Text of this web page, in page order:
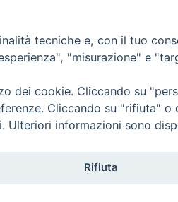
Policy Cookie Policy
tecniche e, con il tuo
"misurazione" e
dei cookie. Cliccando su
Cliccando su "rifiuta"
Ulteriori informazioni sono
Rifiuta